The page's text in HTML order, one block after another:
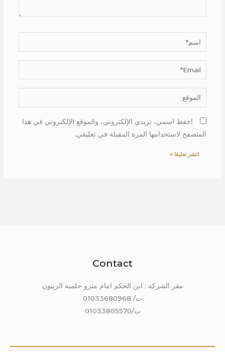
اسم*
Email*
الموقع
احفظ اسمي، بريدي الإلكتروني، والموقع الإلكتروني في هذا
المتصفح لاستخدامها المرة المقبلة في تعليقي.
Contact
مقر الشركة : ابن الحكم امام مترو حلمية الزيتون
ت/ 01033680968
ت/01033805570